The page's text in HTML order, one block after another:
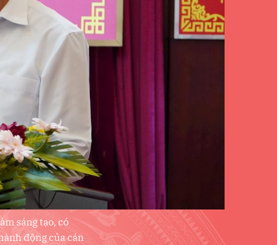
sáng tạo, có
động của cán